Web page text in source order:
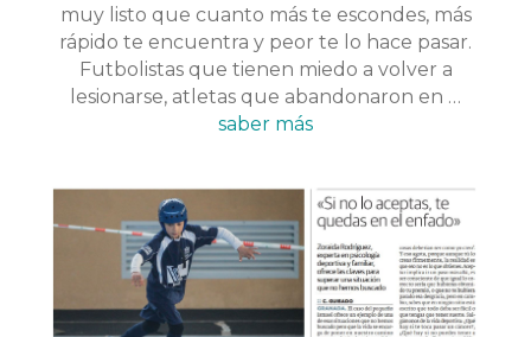
muy listo que cuanto más te escondes, más
rápido te encuentra y peor te lo hace pasar.
Futbolistas que tienen miedo a volver a
lesionarse, atletas que abandonaron en …
saber más